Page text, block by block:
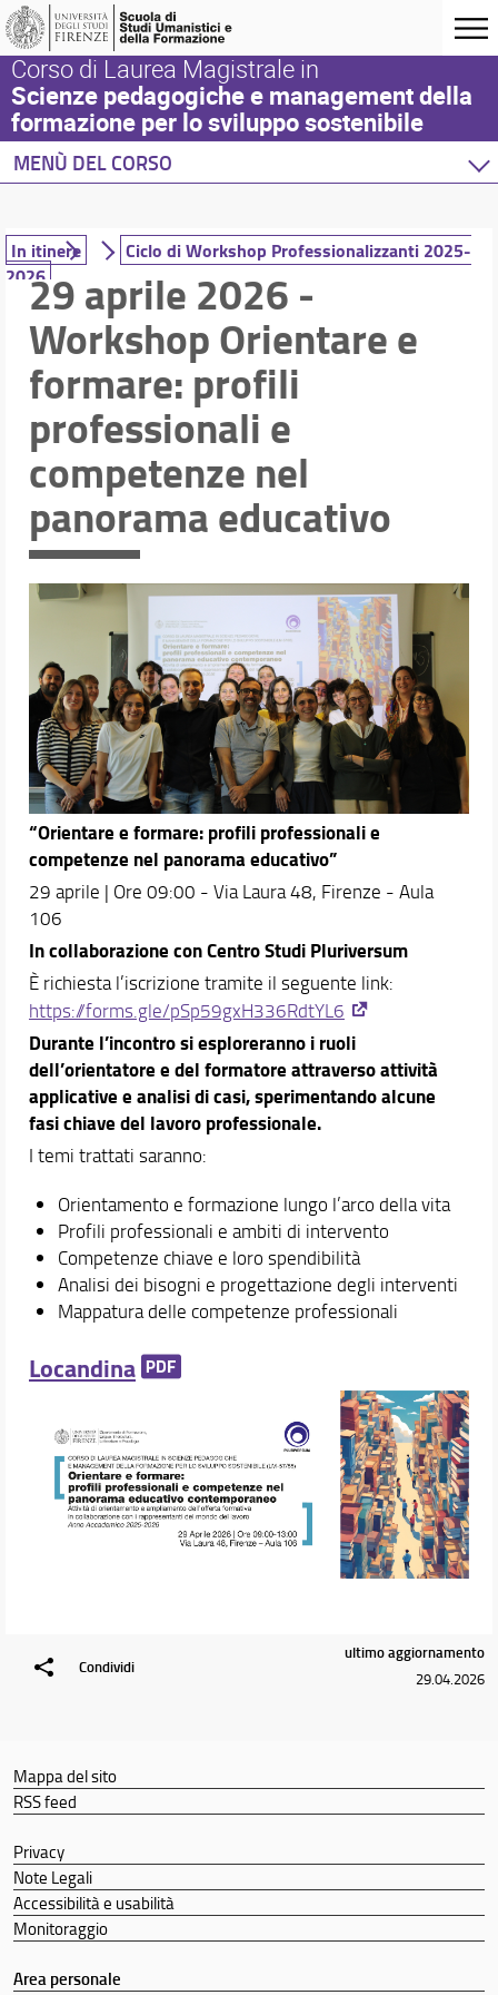
Corso di Laurea Magistrale in
Scienze pedagogiche e management della
formazione per lo sviluppo sostenibile
MENÙ DEL CORSO
Corso di studio
Didattica
Orientamento
Introduzione
In ingresso
In itinere
In uscita
Internazionalizzazione
Eventi e progetti
In itinere
Ciclo di Workshop Professionalizzanti 2025-
202629 aprile 2026 -
Workshop Orientare e
formare: profili
professionali e
competenze nel
panorama educativo
“Orientare e formare: profili professionali e
competenze nel panorama educativo”
29 aprile | Ore 09:00 - Via Laura 48, Firenze - Aula
106
In collaborazione con Centro Studi Pluriversum
È richiesta l’iscrizione tramite il seguente link:
https://forms.gle/pSp59gxH336RdtYL6
Durante l’incontro si esploreranno i ruoli
dell’orientatore e del formatore attraverso attività
applicative e analisi di casi, sperimentando alcune
fasi chiave del lavoro professionale.
I temi trattati saranno:
Orientamento e formazione lungo l’arco della vita
Profili professionali e ambiti di intervento
Competenze chiave e loro spendibilità
Analisi dei bisogni e progettazione degli interventi
Mappatura delle competenze professionali
Locandina
Condividi
ultimo aggiornamento
29.04.2026
Mappa del sito
RSS feed
Privacy
Note Legali
Accessibilità e usabilità
Monitoraggio
Area personale